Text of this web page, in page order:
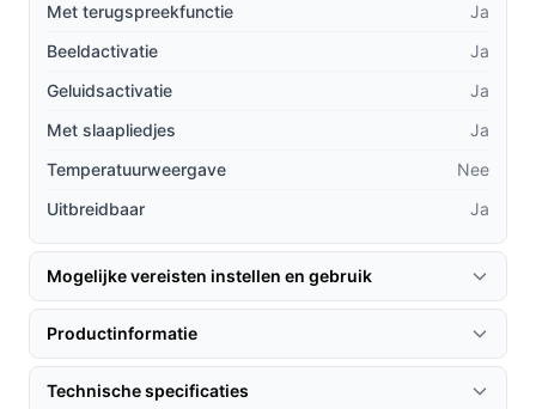
privacy.
Uitbreidbaar systeem:
Dit model kan eenvoudig
camera's, waardoor je meerdere ruimtes kunt
monitoren zonder extra kosten.
Slaapliedjes:De babyfoon beschikt over
slaap te sussen, wat niet bij alle modellen
gebruikelijk is.
Gebruik & praktische tips
Om optimaal gebruik te maken van je babyfoon, volgen
hier enkele handige tips:
Met terugspreekfunctie
Ja
Beeldactivatie
Ja
Geluidsactivatie
Ja
Met slaapliedjes
Ja
Temperatuurweergave
Nee
Uitbreidbaar
Ja
Mogelijke vereisten instellen en gebruik
Productinformatie
Technische specificaties